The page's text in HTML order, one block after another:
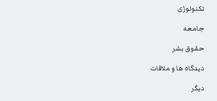
تکنولوژی
جامعه
حقوق بشر
دیدگاه ها و ملاقات
دیگر